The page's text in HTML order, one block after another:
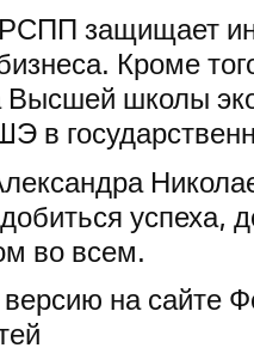
защищает
Кроме
Высшей школы
в
успеха,
во всем.
на сайте